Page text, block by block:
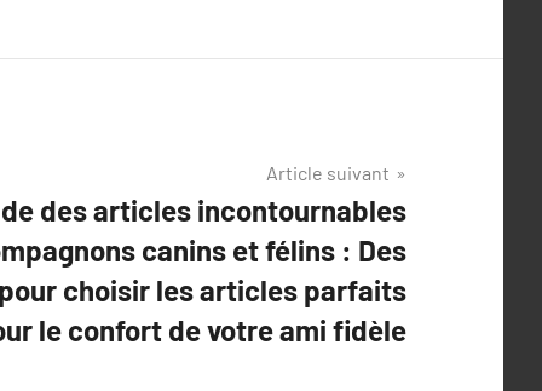
Article suivant
des articles incontournables
canins et félins : Des
choisir les articles parfaits
le confort de votre ami fidèle